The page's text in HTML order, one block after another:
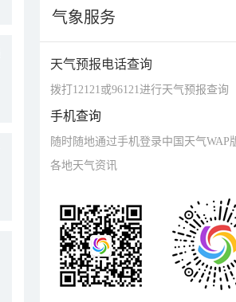
气象服务
天气预报电话查询
拨打12121或96121进行天气预报查询
手机查询
随时随地通过手机登录中国天气WAP
各地天气资讯